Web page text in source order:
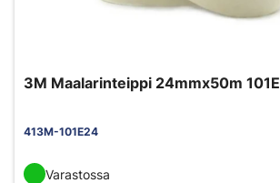
3M Maalarinteippi 24mmx50m 101E
413M-101E24
Varastossa